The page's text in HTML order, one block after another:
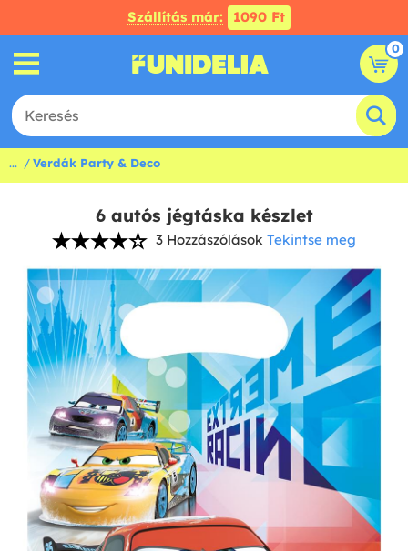
Szállítás már: 1090 Ft
0
... Verdák Party & Deco
6 autós jégtáska készlet
3 Hozzászólások Tekintse meg